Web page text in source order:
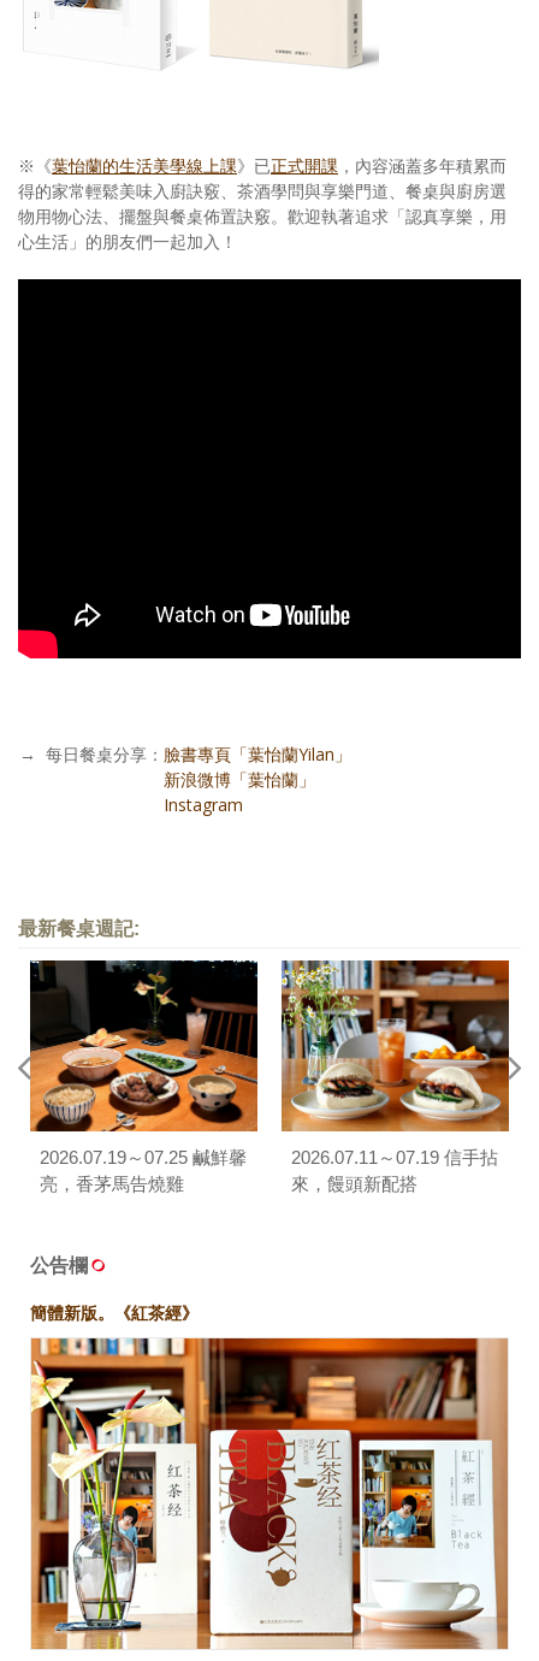
※《葉怡蘭的生活美學線上課》已正式開課 ，內容涵蓋多年積累而
得的家常輕鬆美味入廚訣竅、茶酒學問與享樂門道、餐桌與廚房選
物用物心法、擺盤與餐桌佈置訣竅。歡迎執著追求「認真享樂，用
心生活」的朋友們一起加入！
→ 每日餐桌分享： 臉書專頁「葉怡蘭Yilan」
新浪微博「葉怡蘭」
Instagram
最新餐桌週記:
2026.07.19～07.25 鹹鮮馨
亮，香茅馬告燒雞
2026.07.11～07.19 信手拈
來，饅頭新配搭
公告欄
簡體新版。《紅茶經》